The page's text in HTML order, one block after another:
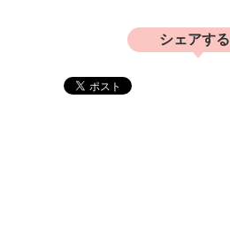
シェアする